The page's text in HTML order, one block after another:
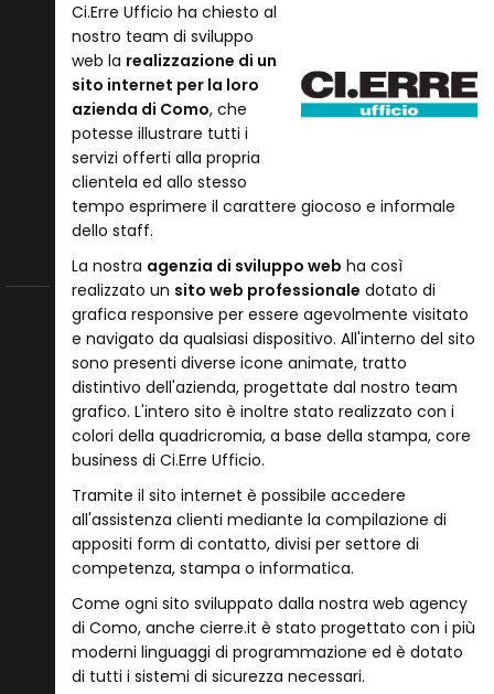
Ci.Erre Ufficio ha chiesto al
nostro team di sviluppo
web la realizzazione di un
sito internet per la loro
azienda di Como, che
potesse illustrare tutti i
servizi offerti alla propria
clientela ed allo stesso
tempo esprimere il carattere giocoso e informale
dello staff.
La nostra agenzia di sviluppo web ha così
realizzato un sito web professionale dotato di
grafica responsive per essere agevolmente visitato
e navigato da qualsiasi dispositivo. All'interno del sito
sono presenti diverse icone animate, tratto
distintivo dell'azienda, progettate dal nostro team
grafico. L'intero sito è inoltre stato realizzato con i
colori della quadricromia, a base della stampa, core
business di Ci.Erre Ufficio.
Tramite il sito internet è possibile accedere
all'assistenza clienti mediante la compilazione di
appositi form di contatto, divisi per settore di
competenza, stampa o informatica.
Come ogni sito sviluppato dalla nostra web agency
di Como, anche cierre.it è stato progettato con i più
moderni linguaggi di programmazione ed è dotato
di tutti i sistemi di sicurezza necessari.